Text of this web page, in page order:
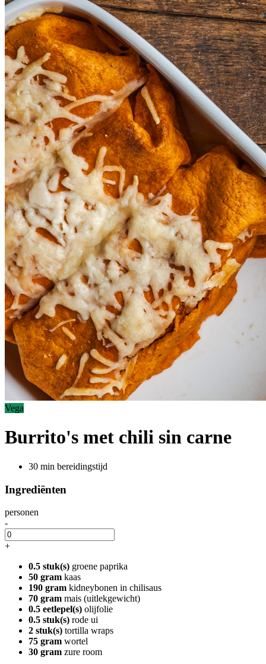
Vega
Burrito's met chili sin carne
30 min bereidingstijd
Ingrediënten
personen
-
+
0.5 stuk(s) groene paprika
50 gram kaas
190 gram kidneybonen in chilisaus
70 gram mais (uitlekgewicht)
0.5 eetlepel(s) olijfolie
0.5 stuk(s) rode ui
2 stuk(s) tortilla wraps
75 gram wortel
30 gram zure room